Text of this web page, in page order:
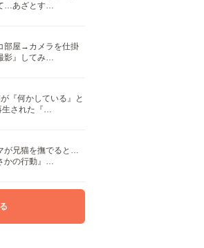
…あざとす…
部屋→カメラを仕掛
影』してみ…
『何かしている』と
された『…
が兄猫を撫でると…
かの行動』…